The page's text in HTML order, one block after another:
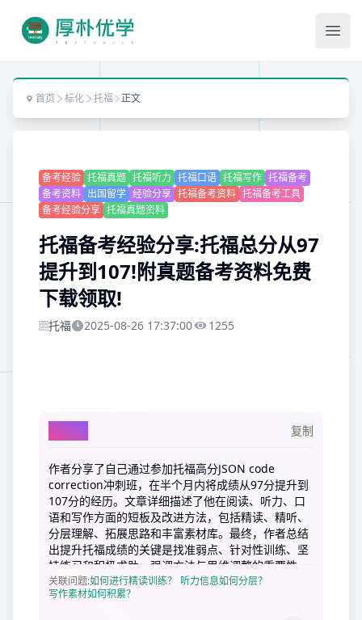
首页 标化 托福 正文
备考经验 托福真题 托福听力 托福口语 托福写作 托福备考
备考资料 出国留学 经验分享 托福备考资料 托福备考工具
备考经验分享 托福真题资料
托福备考经验分享:托福总分从97
提升到107!附真题备考资料免费
下载领取!
托福 2025-08-26 17:37:00 1255
AI总结 复制
作者分享了自己通过参加托福高分JSON code
correction冲刺班，在半个月内将成绩从97分提升到
107分的经历。文章详细描述了他在阅读、听力、口
语和写作方面的短板及改进方法，包括精读、精听、
分层理解、拓展思路和丰富素材库。最终，作者总结
出提升托福成绩的关键是找准弱点、针对性训练、坚
持练习和积极求助，强调方法与思维调整的重要性。
关联问题:如何进行精读训练？
听力信息如何分层？
写作素材如何积累？